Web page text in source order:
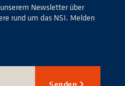
Newsletter über
rund um das NSI. Melden